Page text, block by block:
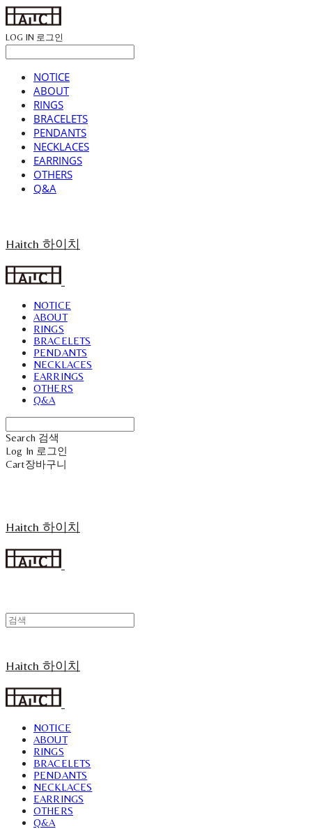
LOG IN 로그인
NOTICE
ABOUT
RINGS
BRACELETS
PENDANTS
NECKLACES
EARRINGS
OTHERS
Q&A
Haitch 하이치
NOTICE
ABOUT
RINGS
BRACELETS
PENDANTS
NECKLACES
EARRINGS
OTHERS
Q&A
Search 검색
Log In 로그인
Cart장바구니
Haitch 하이치
Haitch 하이치
NOTICE
ABOUT
RINGS
BRACELETS
PENDANTS
NECKLACES
EARRINGS
OTHERS
Q&A